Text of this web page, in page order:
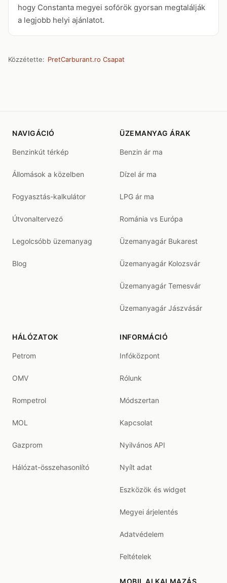
hogy Constanta megyei sofőrök gyorsan megtalálják
a legjobb helyi ajánlatot.
Közzétette: PretCarburant.ro Csapat
NAVIGÁCIÓ
Benzinkút térkép
Állomások a közelben
Fogyasztás-kalkulátor
Útvonaltervező
Legolcsóbb üzemanyag
Blog
ÜZEMANYAG ÁRAK
Benzin ár ma
Dízel ár ma
LPG ár ma
Románia vs Európa
Üzemanyagár Bukarest
Üzemanyagár Kolozsvár
Üzemanyagár Temesvár
Üzemanyagár Jászvásár
HÁLÓZATOK
Petrom
OMV
Rompetrol
MOL
Gazprom
Hálózat-összehasonlító
INFORMÁCIÓ
Infóközpont
Rólunk
Módszertan
Kapcsolat
Nyilvános API
Nyílt adat
Eszközök és widget
Megyei árjelentés
Adatvédelem
Feltételek
MOBIL ALKALMAZÁS